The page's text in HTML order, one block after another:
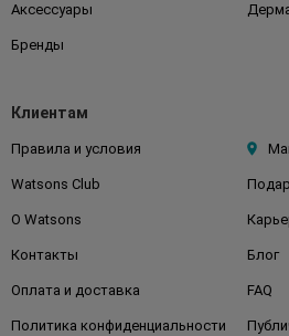
Аксессуары
Бренды
Клиентам
Правила и условия
Watsons Club
О Watsons
Контакты Блог
Оплата и доставка FAQ
Политика конфиденциальности